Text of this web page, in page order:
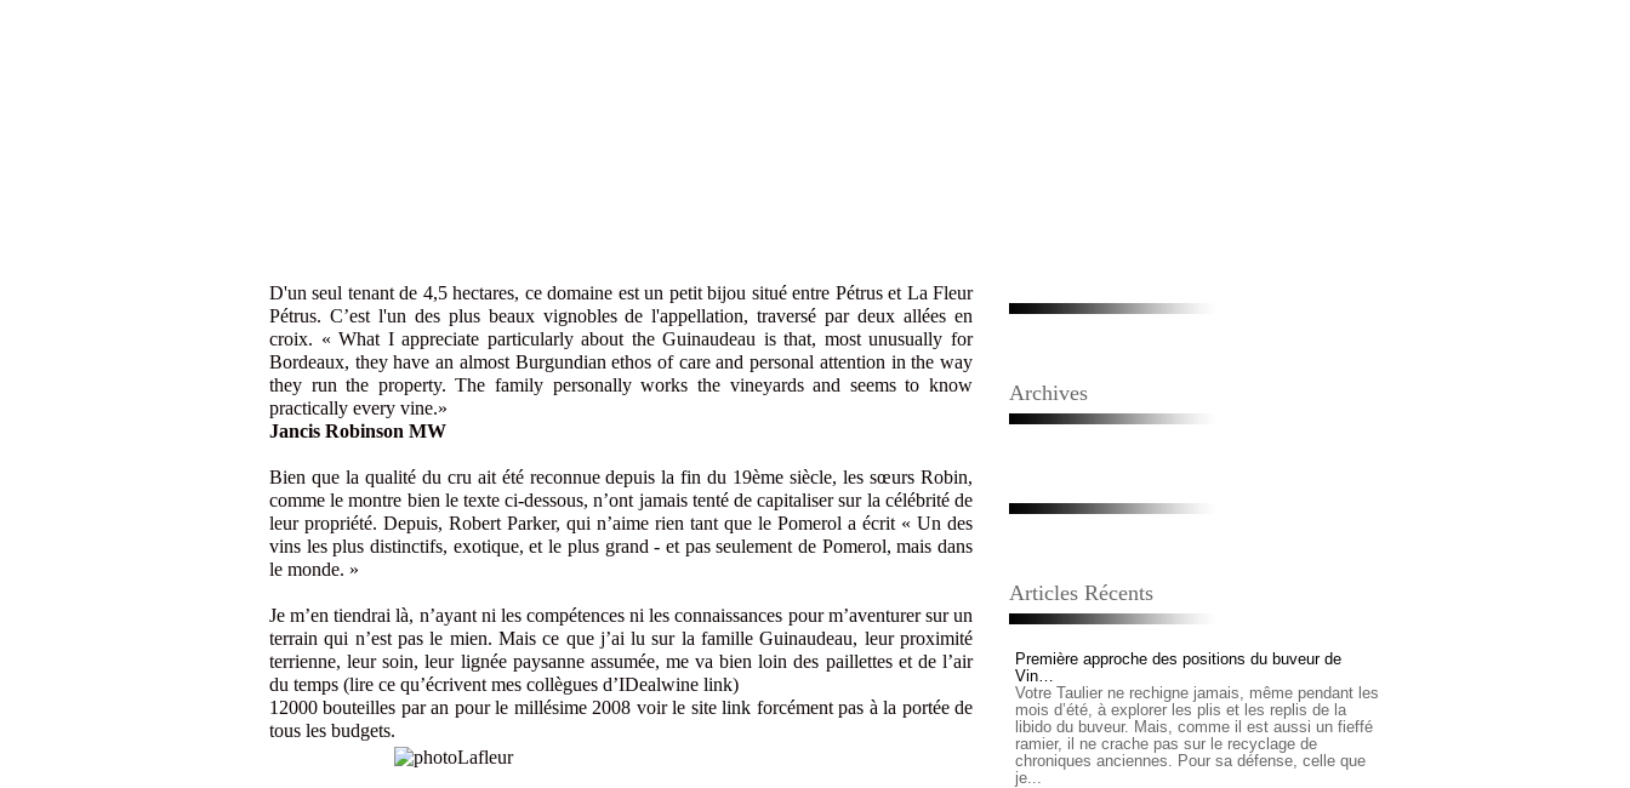
D'un seul tenant de 4,5 hectares, ce domaine est un petit bijou situé entre Pétrus et La Fleur
Pétrus. C’est l'un des plus beaux vignobles de l'appellation, traversé par deux allées en
croix. « What I appreciate particularly about the Guinaudeau is that, most unusually for
Bordeaux, they have an almost Burgundian ethos of care and personal attention in the way
they run the property. The family personally works the vineyards and seems to know
practically every vine.»
Jancis Robinson MW
Bien que la qualité du cru ait été reconnue depuis la fin du 19ème siècle, les sœurs Robin,
comme le montre bien le texte ci-dessous, n’ont jamais tenté de capitaliser sur la célébrité de
leur propriété. Depuis, Robert Parker, qui n’aime rien tant que le Pomerol a écrit « Un des
vins les plus distinctifs, exotique, et le plus grand - et pas seulement de Pomerol, mais dans
le monde. »
Je m’en tiendrai là, n’ayant ni les compétences ni les connaissances pour m’aventurer sur un
terrain qui n’est pas le mien. Mais ce que j’ai lu sur la famille Guinaudeau, leur proximité
terrienne, leur soin, leur lignée paysanne assumée, me va bien loin des paillettes et de l’air
du temps (lire ce qu’écrivent mes collègues d’IDealwine link)
12000 bouteilles par an pour le millésime 2008 voir le sitelink forcément pas à la portée de
tous les budgets.
Archives
Articles Récents
Première approche des positions du buveur de
Vin…
Votre Taulier ne rechigne jamais, même pendant les
mois d’été, à explorer les plis et les replis de la
libido du buveur. Mais, comme il est aussi un fieffé
ramier, il ne crache pas sur le recyclage de
chroniques anciennes. Pour sa défense, celle que
je...